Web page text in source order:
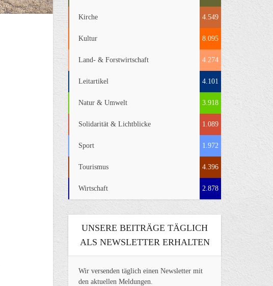
Kirche 4.549
Kultur 8.095
Land- & Forstwirtschaft 4.274
Leitartikel 4.101
Natur & Umwelt 3.918
Solidarität & Lichtblicke 1.089
Sport 1.972
Tourismus 4.396
Wirtschaft 2.878
UNSERE BEITRÄGE TÄGLICH
ALS NEWSLETTER ERHALTEN
Wir versenden täglich einen Newsletter mit
den aktuellen Meldungen.